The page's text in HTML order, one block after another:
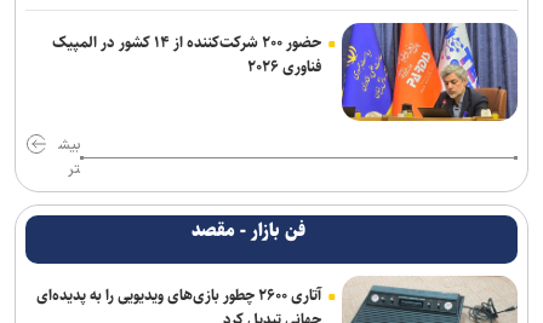
حضور ۲۰۰ شرکت‌کننده از ۱۴ کشور در المپیک
فناوری ۲۰۲۶
بیش
تر
فن بازار - مقصد
آتاری ۲۶۰۰ چطور بازی‌های ویدیویی را به پدیده‌ای